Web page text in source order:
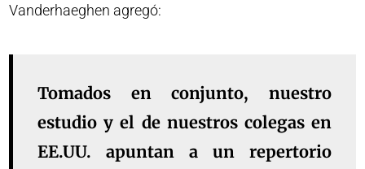
Vanderhaeghen agregó:
Tomados en conjunto, nuestro
estudio y el de nuestros colegas en
EE.UU. apuntan a un repertorio